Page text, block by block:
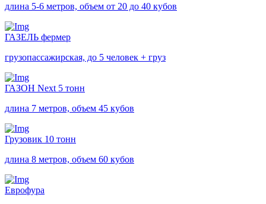
длина 5-6 метров, объем от 20 до 40 кубов
ГАЗЕЛЬ фермер
грузопассажирская, до 5 человек + груз
ГАЗОН Next 5 тонн
длина 7 метров, объем 45 кубов
Грузовик 10 тонн
длина 8 метров, объем 60 кубов
Еврофура